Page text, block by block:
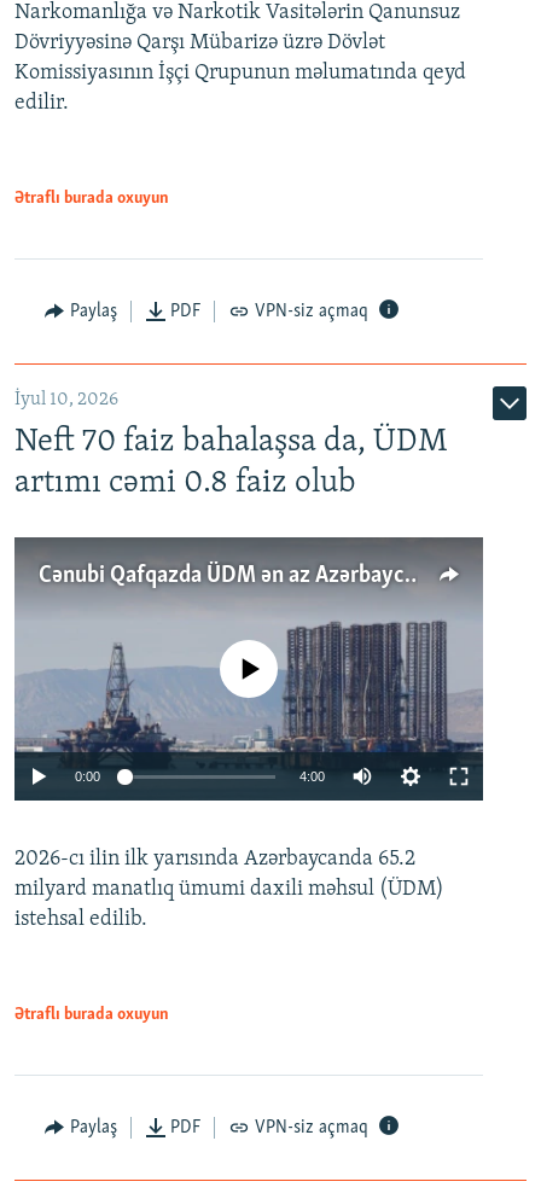
Narkomanlığa və Narkotik Vasitələrin Qanunsuz
Dövriyyəsinə Qarşı Mübarizə üzrə Dövlət
Komissiyasının İşçi Qrupunun məlumatında qeyd
edilir.
Ətraflı burada oxuyun
Paylaş PDF VPN-siz açmaq
İyul 10, 2026
Neft 70 faiz bahalaşsa da, ÜDM
artımı cəmi 0.8 faiz olub
Cənubi Qafqazda ÜDM ən az Azərbaycanda artır: Qonşuları niyə Bakını qabaqlaya bilir?
Auto 240p 360p 480p
No media source currently available
0:00 4:00
360p
480p
2026-cı ilin ilk yarısında Azərbaycanda 65.2
milyard manatlıq ümumi daxili məhsul (ÜDM)
istehsal edilib.
Ətraflı burada oxuyun
Paylaş PDF VPN-siz açmaq